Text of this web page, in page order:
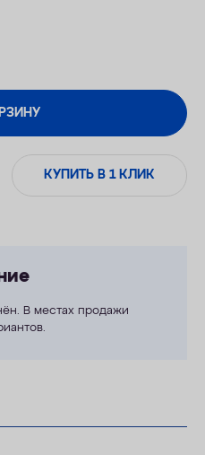
КУПИТЬ В 1 КЛИК
В местах продажи